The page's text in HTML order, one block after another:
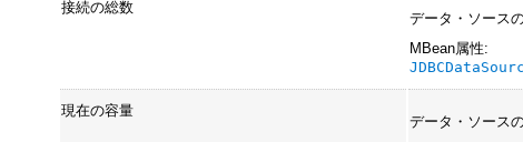
接続の総数
データ・ソース
MBean属性:
現在の容量
データ・ソース